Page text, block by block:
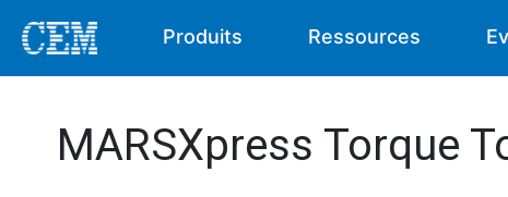
Produits Ressources
MARSXpress Torque